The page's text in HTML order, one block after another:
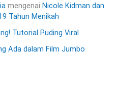
mengenai Nicole Kidman dan
Tahun Menikah
Tutorial Puding Viral
Ada dalam Film Jumbo